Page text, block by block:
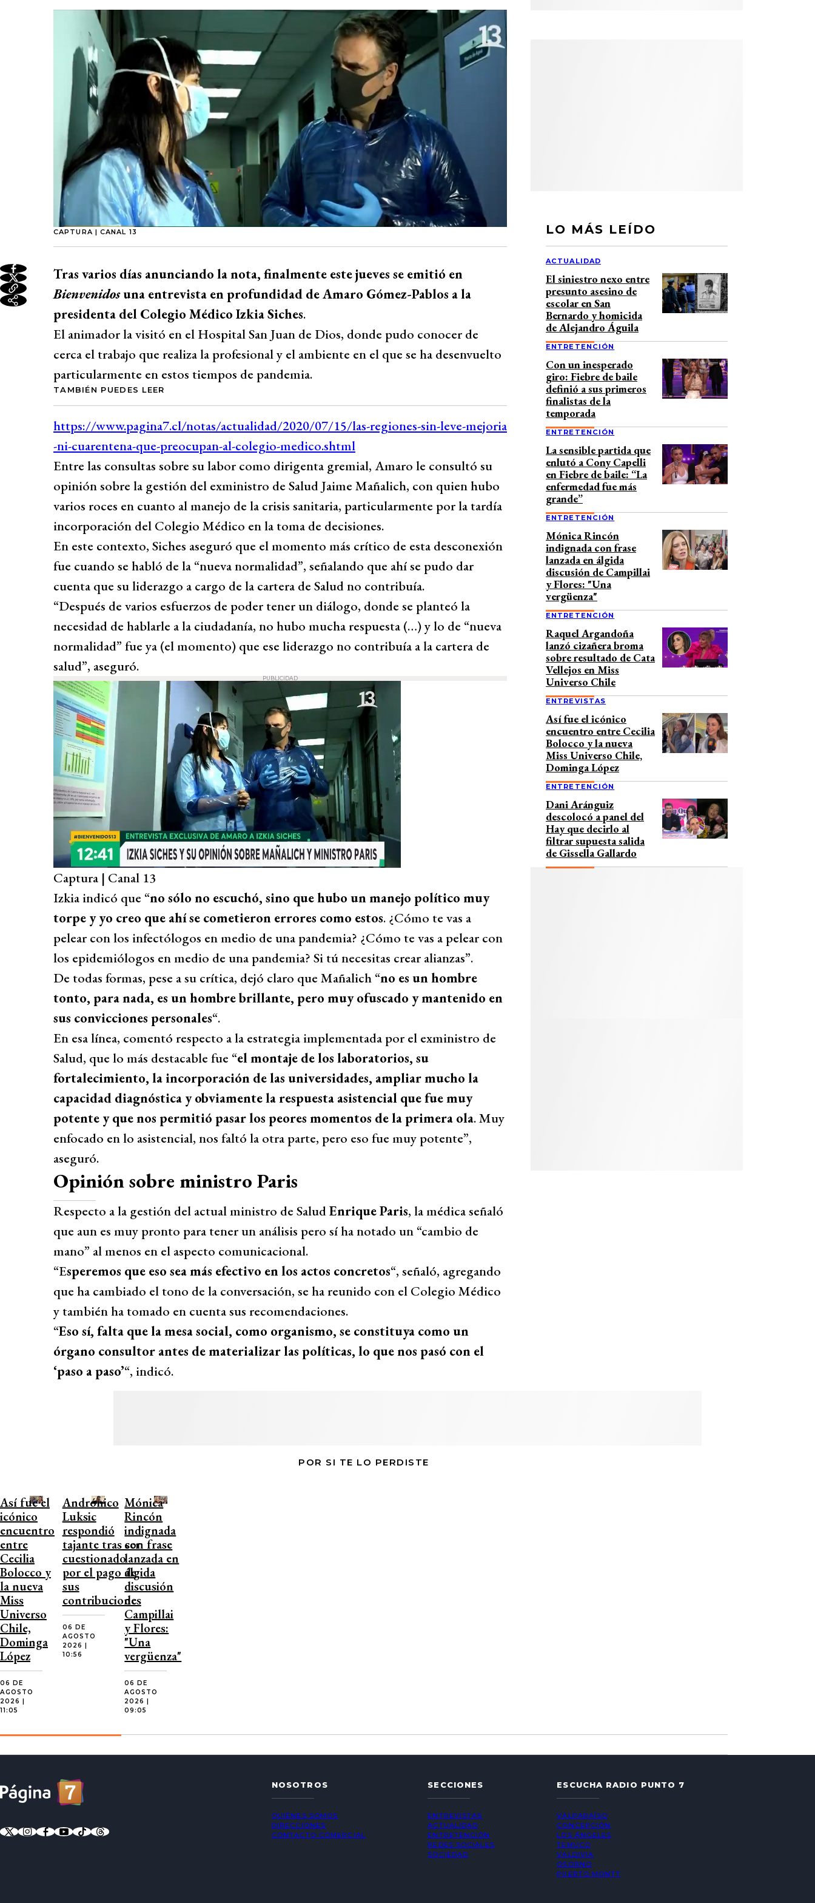
CAPTURA | CANAL 13
Tras varios días anunciando la nota, finalmente este jueves se emitió en
Bienvenidosuna entrevista en profundidad de Amaro Gómez-Pablos a la
presidenta del Colegio Médico Izkia Siches.
El animador la visitó en el Hospital San Juan de Dios, donde pudo conocer de
cerca el trabajo que realiza la profesional y el ambiente en el que se ha desenvuelto
particularmente en estos tiempos de pandemia.
TAMBIÉN PUEDES LEER
Entre las consultas sobre su labor como dirigenta gremial, Amaro le consultó su
opinión sobre la gestión del exministro de Salud Jaime Mañalich, con quien hubo
varios roces en cuanto al manejo de la crisis sanitaria, particularmente por la tardía
incorporación del Colegio Médico en la toma de decisiones.
En este contexto, Siches aseguró que el momento más crítico de esta desconexión
fue cuando se habló de la “nueva normalidad”, señalando que ahí se pudo dar
cuenta que su liderazgo a cargo de la cartera de Salud no contribuía.
“Después de varios esfuerzos de poder tener un diálogo, donde se planteó la
necesidad de hablarle a la ciudadanía, no hubo mucha respuesta (…) y lo de “nueva
normalidad” fue ya (el momento) que ese liderazgo no contribuía a la cartera de
salud”, aseguró.
PUBLICIDAD
Captura | Canal 13
Izkia indicó que “no sólo no escuchó, sino que hubo un manejo político muy
torpe y yo creo que ahí se cometieron errores como estos. ¿Cómo te vas a
pelear con los infectólogos en medio de una pandemia? ¿Cómo te vas a pelear con
los epidemiólogos en medio de una pandemia? Si tú necesitas crear alianzas”.
De todas formas, pese a su crítica, dejó claro que Mañalich “no es un hombre
tonto, para nada, es un hombre brillante, pero muy ofuscado y mantenido en
sus convicciones personales“.
En esa línea, comentó respecto a la estrategia implementada por el exministro de
Salud, que lo más destacable fue “el montaje de los laboratorios, su
fortalecimiento, la incorporación de las universidades, ampliar mucho la
capacidad diagnóstica y obviamente la respuesta asistencial que fue muy
potente y que nos permitió pasar los peores momentos de la primera ola. Muy
enfocado en lo asistencial, nos faltó la otra parte, pero eso fue muy potente”,
aseguró.
Opinión sobre ministro Paris
Respecto a la gestión del actual ministro de SaludEnrique Paris, la médica señaló
que aun es muy pronto para tener un análisis pero sí ha notado un “cambio de
mano” al menos en el aspecto comunicacional.
“Esperemos que eso sea más efectivo en los actos concretos“, señaló, agregando
que ha cambiado el tono de la conversación, se ha reunido con el Colegio Médico
y también ha tomado en cuenta sus recomendaciones.
“Eso sí, falta que la mesa social, como organismo, se constituya como un
órgano consultor antes de materializar las políticas, lo que nos pasó con el
‘paso a paso’“, indicó.
LO MÁS LEÍDO
ACTUALIDAD
El siniestro nexo entre
presunto asesino de
escolar en San
Bernardo y homicida
de Alejandro Águila
ENTRETENCIÓN
Con un inesperado
giro: Fiebre de baile
definió a sus primeros
finalistas de la
temporada
ENTRETENCIÓN
La sensible partida que
enlutó a Cony Capelli
en Fiebre de baile: “La
enfermedad fue más
grande”
ENTRETENCIÓN
Mónica Rincón
indignada con frase
lanzada en álgida
discusión de Campillai
y Flores: "Una
vergüenza"
ENTRETENCIÓN
Raquel Argandoña
lanzó cizañera broma
sobre resultado de Cata
Vellejos en Miss
Universo Chile
ENTREVISTAS
Así fue el icónico
encuentro entre Cecilia
Bolocco y la nueva
Miss Universo Chile,
Dominga López
ENTRETENCIÓN
Dani Aránguiz
descolocó a panel del
Hay que decirlo al
filtrar supuesta salida
de Gissella Gallardo
POR SI TE LO PERDISTE
Así fue el
icónico
encuentro
entre
Cecilia
Bolocco y
la nueva
Miss
Universo
Chile,
Dominga
López
06 DE
AGOSTO
2026 |
11:05
Andrónico
Luksic
respondió
tajante tras ser
cuestionado
por el pago de
sus
contribuciones
06 DE
AGOSTO
2026 |
10:56
Mónica
Rincón
indignada
con frase
lanzada en
álgida
discusión
de
Campillai
y Flores:
"Una
vergüenza"
06 DE
AGOSTO
2026 |
09:05
NOSOTROS
QUIÉNES SOMOS
DIRECCIONES
CONTACTO COMERCIAL
SECCIONES
ENTREVISTAS
ACTUALIDAD
ENTRETENCIÓN
REDES SOCIALES
SOCIEDAD
ESCUCHA RADIO PUNTO 7
VALPARAÍSO
CONCEPCIÓN
LOS ÁNGELES
TEMUCO
VALDIVIA
OSORNO
PUERTO MONTT